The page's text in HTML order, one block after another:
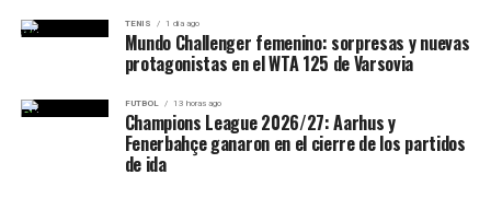
TENIS 1 día ago
Mundo Challenger femenino: sorpresas y nuevas
protagonistas en el WTA 125 de Varsovia
FUTBOL 13 horas ago
Champions League 2026/27: Aarhus y
Fenerbahçe ganaron en el cierre de los partidos
de ida